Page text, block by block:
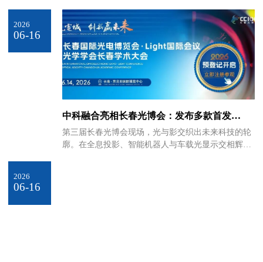
是一台智能激光除草机，它没有传统农机的粗犷轰
鸣，取而代之的是静默而精准的激光束——只需毫秒
级识别，便能对杂草实施“定点清除”。跨界转型：从
汽车精密制造到智慧农业这台设备的“缔造者”之一，
是深耕汽车零部件领域多年的宁波一彬电子科技股份
有限公司。作为一家传统汽车零部件企业，为何要跨
界“下田”？一彬科技副总经理刘镇中给出答案，此次
2026
06-16
中科融合亮相长春光博会：发布多款首发
MEMS光学模组，赋能具身智能与汽车产业
第三届长春光博会现场，光与影交织出未来科技的轮
廓。在全息投影、智能机器人与车载光显示交相辉映
2026
06-16